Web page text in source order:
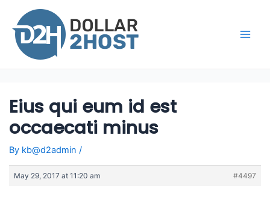
content
Eius qui eum id est
occaecati minus
By kb@d2admin /
May 29, 2017 at 11:20 am #4497